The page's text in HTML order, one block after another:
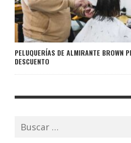
PELUQUERÍAS DE ALMIRANTE BROWN
DESCUENTO
Buscar: